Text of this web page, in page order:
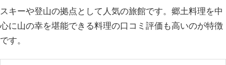
スキーや登山の拠点として人気の旅館です。郷土料理を中
心に山の幸を堪能できる料理の口コミ評価も高いのが特徴
です。